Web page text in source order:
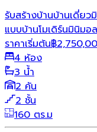
รับสร้างบ้านบ้านเดี่ยว
แบบบ้านโมเดิร์นมินิม
ราคาเริ่มต้น฿
4 ห้อง
3 น้ำ
2 คัน
2 ชั้น
160 ตร.ม